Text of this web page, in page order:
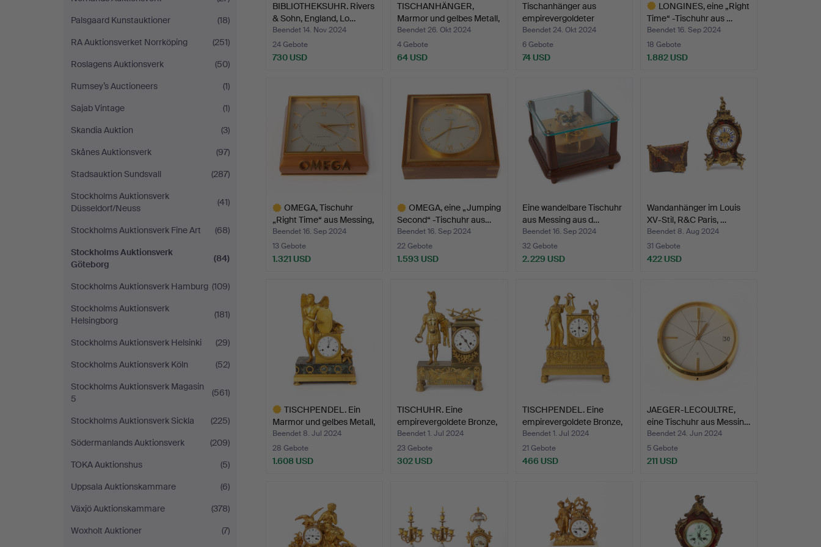
Palsgaard Kunstauktioner
(18)
RA Auktionsverket Norrköping
(251)
Roslagens Auktionsverk
(50)
Rumsey’s Auctioneers
(1)
Sajab Vintage
(1)
Skandia Auktion
(3)
Skånes Auktionsverk
(97)
Stadsauktion Sundsvall
(287)
Stockholms Auktionsverk
Düsseldorf/Neuss
(41)
Stockholms Auktionsverk Fine Art
(68)
Stockholms Auktionsverk
Göteborg
(84)
Stockholms Auktionsverk Hamburg (109)
Stockholms Auktionsverk
Helsingborg
(181)
Stockholms Auktionsverk Helsinki
(29)
Stockholms Auktionsverk Köln
(52)
Stockholms Auktionsverk Magasin
5
(561)
Stockholms Auktionsverk Sickla
(225)
Södermanlands Auktionsverk
(209)
TOKA Auktionshus
(5)
Uppsala Auktionskammare
(6)
Växjö Auktionskammare
(378)
Woxholt Auktioner
(7)
BIBLIOTHEKSUHR. Rivers
& Sohn, England, Lo…
Beendet 14. Nov 2024
24 Gebote
730 USD
TISCHANHÄNGER,
Marmor und gelbes Metall,
L…
Beendet 26. Okt 2024
4 Gebote
64 USD
Tischanhänger aus
empirevergoldeter
Bronze…
Beendet 24. Okt 2024
6 Gebote
74 USD
LONGINES, eine „Right
Time“ -Tischuhr aus …
Beendet 16. Sep 2024
18 Gebote
1.882 USD
OMEGA, Tischuhr
„Right Time“ aus Messing,
…
Beendet 16. Sep 2024
13 Gebote
1.321 USD
OMEGA, eine „Jumping
Second“ -Tischuhr aus…
Beendet 16. Sep 2024
22 Gebote
1.593 USD
Eine wandelbare Tischuhr
aus Messing aus d…
Beendet 16. Sep 2024
32 Gebote
2.229 USD
Wandanhänger im Louis
XV-Stil, R&C Paris, …
Beendet 8. Aug 2024
31 Gebote
422 USD
TISCHPENDEL. Ein
Marmor und gelbes Metall,
…
Beendet 8. Jul 2024
28 Gebote
1.608 USD
TISCHUHR. Eine
empirevergoldete Bronze,
er…
Beendet 1. Jul 2024
23 Gebote
302 USD
TISCHPENDEL. Eine
empirevergoldete Bronze,
…
Beendet 1. Jul 2024
21 Gebote
466 USD
JAEGER-LECOULTRE,
eine Tischuhr aus Messin…
Beendet 24. Jun 2024
5 Gebote
211 USD